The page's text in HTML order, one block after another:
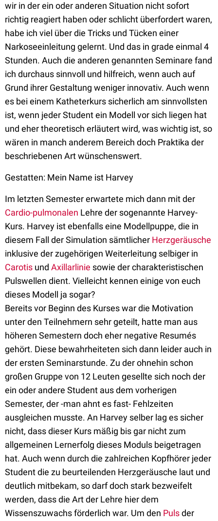
wir in der ein oder anderen Situation nicht sofort
richtig reagiert haben oder schlicht überfordert waren,
habe ich viel über die Tricks und Tücken einer
Narkoseeinleitung gelernt. Und das in grade einmal 4
Stunden. Auch die anderen genannten Seminare fand
ich durchaus sinnvoll und hilfreich, wenn auch auf
Grund ihrer Gestaltung weniger innovativ. Auch wenn
es bei einem Katheterkurs sicherlich am sinnvollsten
ist, wenn jeder Student ein Modell vor sich liegen hat
und eher theoretisch erläutert wird, was wichtig ist, so
wären in manch anderem Bereich doch Praktika der
beschriebenen Art wünschenswert.
Gestatten: Mein Name ist Harvey
Im letzten Semester erwartete mich dann mit der
Cardio-pulmonalen Lehre der sogenannte Harvey-
Kurs. Harvey ist ebenfalls eine Modellpuppe, die in
diesem Fall der Simulation sämtlicher Herzgeräusche
inklusive der zugehörigen Weiterleitung selbiger in
Carotis und Axillarlinie sowie der charakteristischen
Pulswellen dient. Vielleicht kennen einige von euch
dieses Modell ja sogar?
Bereits vor Beginn des Kurses war die Motivation
unter den Teilnehmern sehr geteilt, hatte man aus
höheren Semestern doch eher negative Resumés
gehört. Diese bewahrheiteten sich dann leider auch in
der ersten Seminarstunde. Zu der ohnehin schon
großen Gruppe von 12 Leuten gesellte sich noch der
ein oder andere Student aus dem vorherigen
Semester, der -man ahnt es fast- Fehlzeiten
ausgleichen musste. An Harvey selber lag es sicher
nicht, dass dieser Kurs mäßig bis gar nicht zum
allgemeinen Lernerfolg dieses Moduls beigetragen
hat. Auch wenn durch die zahlreichen Kopfhörer jeder
Student die zu beurteilenden Herzgeräusche laut und
deutlich mitbekam, so darf doch stark bezweifelt
werden, dass die Art der Lehre hier dem
Wissenszuwachs förderlich war. Um den Pulsder